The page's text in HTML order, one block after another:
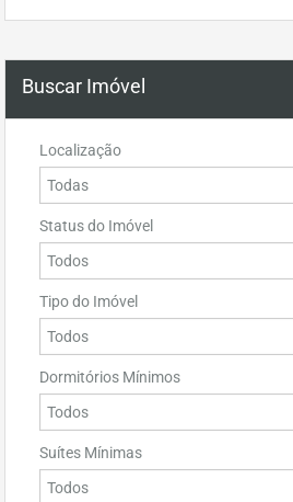
Buscar Imóvel
Localização
Status do Imóvel
Tipo do Imóvel
Dormitórios Mínimos
Suítes Mínimas